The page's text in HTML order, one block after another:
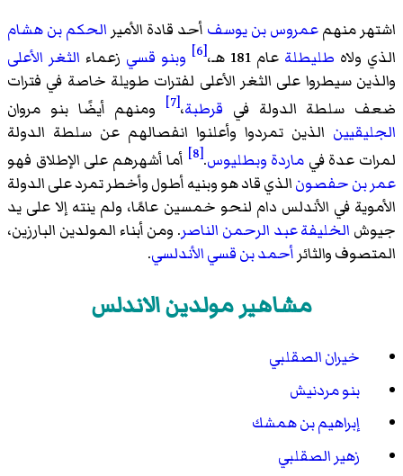
اشتهر منهمعمروس بن يوسف أحد قادة الأمير الحكم بن هشام
الذي ولاه طليطلة عام 181 هـ، [6] وبنو قسي زعماء الثغر الأعلى
والذين سيطروا على الثغر الأعلى لفترات طويلة خاصة في فترات
ضعف سلطة الدولة في قرطبة،[7]
ومنهم أيضًا بنو مروان
الجليقيين الذين تمردوا وأعلنوا انفصالهم عن سلطة الدولة
لمرات عدة في ماردة وبطليوس.
[8]
أما أشهرهم على الإطلاق فهو
عمر بن حفصونالذي قاد هو وبنيه أطول وأخطر تمرد على الدولة
الأموية في الأندلس دام لنحو خمسين عامًا، ولم ينته إلا على يد
جيوش الخليفة عبد الرحمن الناصر. ومن أبناء المولدين البارزين،
المتصوف والثائر أحمد بن قسي الأندلسي.
مشاهير مولدين الاندلس
خيران الصقلبي
بنو مردنيش
إبراهيم بن همشك
زهير الصقلبي